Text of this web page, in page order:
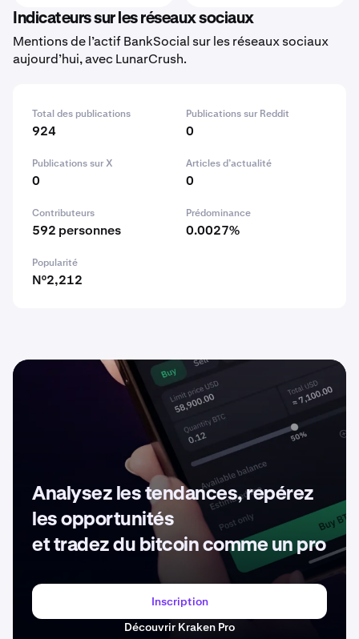
Indicateurs sur les réseaux sociaux
Mentions de l’actif BankSocial sur les réseaux sociaux
aujourd’hui, avec LunarCrush.
Total des publications
924
Publications sur Reddit
0
Publications sur X
0
Articles d’actualité
0
Contributeurs
592 personnes
Prédominance
0.0027%
Popularité
N°2,212
Analysez les tendances, repérez
les opportunités
et tradez du bitcoin comme un pro
Inscription
Découvrir Kraken Pro